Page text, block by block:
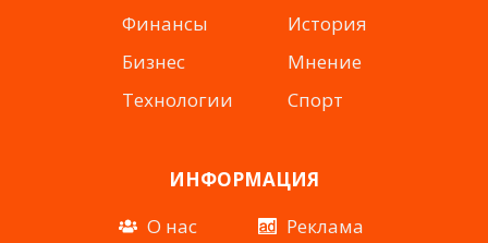
Финансы
Бизнес
Технологии
История
Мнение
Спорт
ИНФОРМАЦИЯ
О нас
Реклама